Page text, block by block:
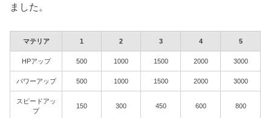
ました。
マテリア 1 2 3 4 5
HPアップ 500 1000 1500 2000 3000
パワーアップ 500 1000 1500 2000 3000
スピードアッ
プ
150 300 450 600 800